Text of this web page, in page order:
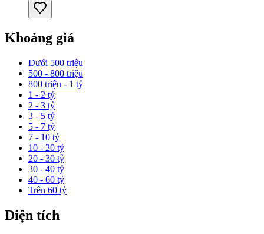
Khoảng giá
Dưới 500 triệu
500 - 800 triệu
800 triệu - 1 tỷ
1 - 2 tỷ
2 - 3 tỷ
3 - 5 tỷ
5 - 7 tỷ
7 - 10 tỷ
10 - 20 tỷ
20 - 30 tỷ
30 - 40 tỷ
40 - 60 tỷ
Trên 60 tỷ
Diện tích